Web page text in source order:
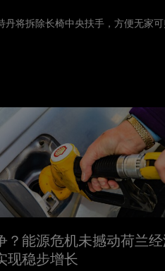
丹将拆除长椅中央扶手，方便无家可
？能源危机未撼动荷兰
现稳步增长